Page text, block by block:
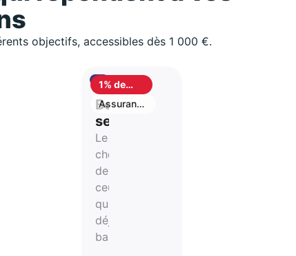
objectifs, accessibles dès 1 000 €.
1% de
cashback
Assurance
vie
Best-
seller
Le
choix
de
ceux
qui ont
déjà
basculé